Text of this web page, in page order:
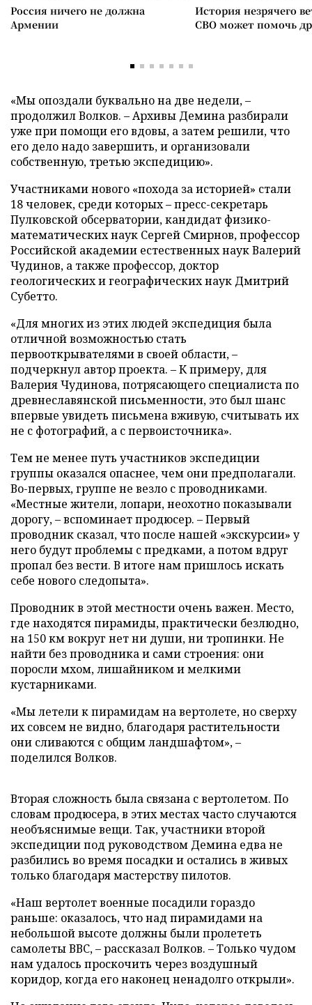
Россия ничего не должна
Армении
История незрячего
СВО может помочь
«Мы опоздали буквально на две недели, –
продолжил Волков. – Архивы Демина разбирали
уже при помощи его вдовы, а затем решили, что
его дело надо завершить, и организовали
собственную, третью экспедицию».
Участниками нового «похода за историей» стали
18 человек, среди которых – пресс-секретарь
Пулковской обсерватории, кандидат физико-
математических наук Сергей Смирнов, профессор
Российской академии естественных наук Валерий
Чудинов, а также профессор, доктор
геологических и географических наук Дмитрий
Субетто.
«Для многих из этих людей экспедиция была
отличной возможностью стать
первооткрывателями в своей области, –
подчеркнул автор проекта. – К примеру, для
Валерия Чудинова, потрясающего специалиста по
древнеславянской письменности, это был шанс
впервые увидеть письмена вживую, считывать их
не с фотографий, а с первоисточника».
Тем не менее путь участников экспедиции
группы оказался опаснее, чем они предполагали.
Во-первых, группе не везло с проводниками.
«Местные жители, лопари, неохотно показывали
дорогу, – вспоминает продюсер. – Первый
проводник сказал, что после нашей «экскурсии» у
него будут проблемы с предками, а потом вдруг
пропал без вести. В итоге нам пришлось искать
себе нового следопыта».
Проводник в этой местности очень важен. Место,
где находятся пирамиды, практически безлюдно,
на 150 км вокруг нет ни души, ни тропинки. Не
найти без проводника и сами строения: они
поросли мхом, лишайником и мелкими
кустарниками.
«Мы летели к пирамидам на вертолете, но сверху
их совсем не видно, благодаря растительности
они сливаются с общим ландшафтом», –
поделился Волков.
Вторая сложность была связана с вертолетом. По
словам продюсера, в этих местах часто случаются
необъяснимые вещи. Так, участники второй
экспедиции под руководством Демина едва не
разбились во время посадки и остались в живых
только благодаря мастерству пилотов.
«Наш вертолет военные посадили гораздо
раньше: оказалось, что над пирамидами на
небольшой высоте должны были пролететь
самолеты ВВС, – рассказал Волков. – Только чудом
нам удалось проскочить через воздушный
коридор, когда его наконец ненадолго открыли».